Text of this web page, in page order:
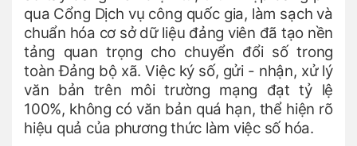
qua Cổng Dịch vụ công quốc gia, làm sạch và
chuẩn hóa cơ sở dữ liệu đảng viên đã tạo nền
tảng quan trọng cho chuyển đổi số trong
toàn Đảng bộ xã. Việc ký số, gửi - nhận, xử lý
văn bản trên môi trường mạng đạt tỷ lệ
100%, không có văn bản quá hạn, thể hiện rõ
hiệu quả của phương thức làm việc số hóa.